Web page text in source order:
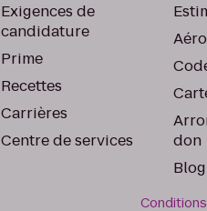
Exigences de
candidature
Prime
Recettes
Carrières
Centre de services
don
Conditions